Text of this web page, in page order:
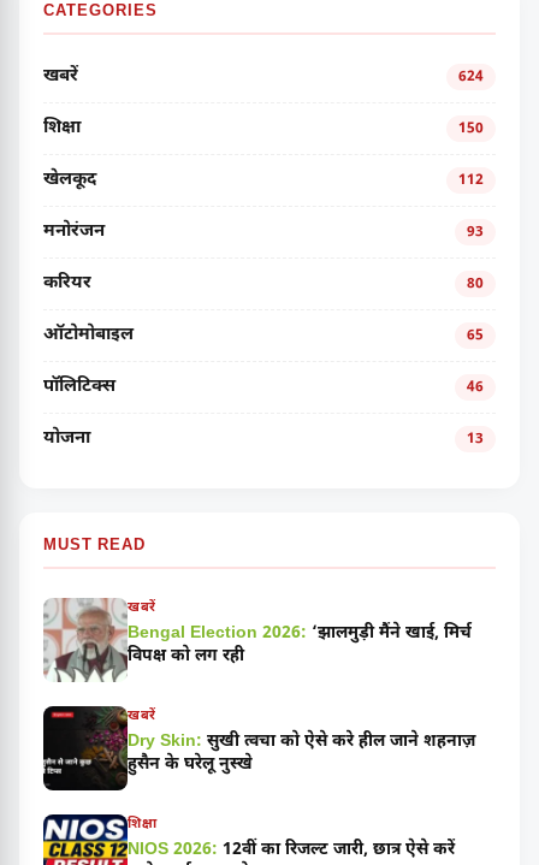
CATEGORIES
खबरें 624
शिक्षा 150
खेलकूद 112
मनोरंजन 93
करियर 80
ऑटोमोबाइल 65
पॉलिटिक्स 46
योजना 13
MUST READ
खबरें
Bengal Election 2026: ‘झालमुड़ी मैंने खाई, मिर्च
विपक्ष को लग रही
खबरें
Dry Skin: सुखी त्वचा को ऐसे करे हील जाने शहनाज़
हुसैन के घरेलू नुस्खे
शिक्षा
NIOS 2026: 12वीं का रिजल्ट जारी, छात्र ऐसे करें